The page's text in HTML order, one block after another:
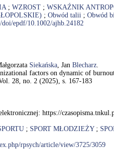
; WZROST ; WSKAŹNIK
; Obwód talii ; Obwód
epdf/10.1002/ajhb.24182
Siekańska, Jan Blecharz.
factors on dynamic of
28, no. 2 (2025), s. 167-183
https://
; SPORT MŁODZIEŻY;
rpsych/article/view/3725/3059